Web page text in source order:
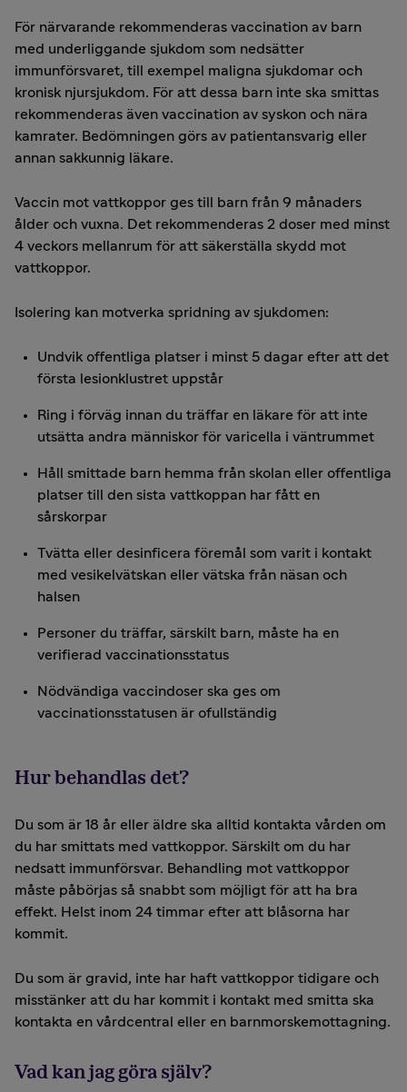
För närvarande rekommenderas vaccination av barn
med underliggande sjukdom som nedsätter
immunförsvaret, till exempel maligna sjukdomar och
kronisk njursjukdom. För att dessa barn inte ska smittas
rekommenderas även vaccination av syskon och nära
kamrater. Bedömningen görs av patientansvarig eller
annan sakkunnig läkare.
Vaccin mot vattkoppor ges till barn från 9 månaders
ålder och vuxna. Det rekommenderas 2 doser med minst
4 veckors mellanrum för att säkerställa skydd mot
vattkoppor.
Isolering kan motverka spridning av sjukdomen:
Undvik offentliga platser i minst 5 dagar efter att det
första lesionklustret uppstår
Ring i förväg innan du träffar en läkare för att inte
utsätta andra människor för varicella i väntrummet
Håll smittade barn hemma från skolan eller offentliga
platser till den sista vattkoppan har fått en
sårskorpar
Tvätta eller desinficera föremål som varit i kontakt
med vesikelvätskan eller vätska från näsan och
halsen
Personer du träffar, särskilt barn, måste ha en
verifierad vaccinationsstatus
Nödvändiga vaccindoser ska ges om
vaccinationsstatusen är ofullständig
Hur behandlas det?
Du som är 18 år eller äldre ska alltid kontakta vården om
du har smittats med vattkoppor. Särskilt om du har
nedsatt immunförsvar. Behandling mot vattkoppor
måste påbörjas så snabbt som möjligt för att ha bra
effekt. Helst inom 24 timmar efter att blåsorna har
kommit.
Du som är gravid, inte har haft vattkoppor tidigare och
misstänker att du har kommit i kontakt med smitta ska
kontakta en vårdcentral eller en barnmorskemottagning.
Vad kan jag göra själv?